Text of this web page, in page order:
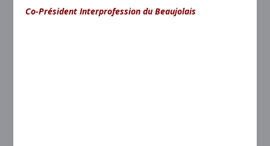
Co-Président Interprofession du Beaujolais